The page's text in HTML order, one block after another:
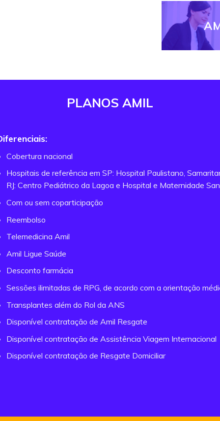
PLANOS AMIL
Cobertura nacional
Hospitais de referência em SP: Hospital Paulistano,
RJ: Centro Pediátrico da Lagoa e Hospital e Maternidade
Com ou sem coparticipação
Reembolso
Telemedicina Amil
Amil Ligue Saúde
Desconto farmácia
Sessões ilimitadas de RPG, de acordo com a orientação
Transplantes além do Rol da ANS
Disponível contratação de Amil Resgate
Disponível contratação de Assistência Viagem Internacional
Disponível contratação de Resgate Domiciliar